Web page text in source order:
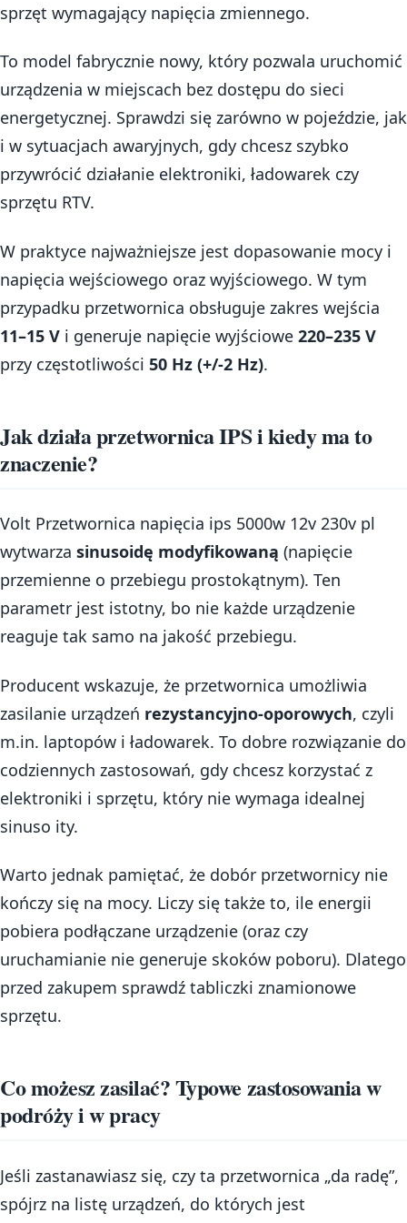
sprzęt wymagający napięcia zmiennego.
To model fabrycznie nowy, który pozwala uruchomić
urządzenia w miejscach bez dostępu do sieci
energetycznej. Sprawdzi się zarówno w pojeździe, jak
i w sytuacjach awaryjnych, gdy chcesz szybko
przywrócić działanie elektroniki, ładowarek czy
sprzętu RTV.
W praktyce najważniejsze jest dopasowanie mocy i
napięcia wejściowego oraz wyjściowego. W tym
przypadku przetwornica obsługuje zakres wejścia
11–15 V i generuje napięcie wyjściowe 220–235 V
przy częstotliwości 50 Hz (+/-2 Hz).
Jak działa przetwornica IPS i kiedy ma to
znaczenie?
Volt Przetwornica napięcia ips 5000w 12v 230v pl
wytwarza sinusoidę modyfikowaną (napięcie
przemienne o przebiegu prostokątnym). Ten
parametr jest istotny, bo nie każde urządzenie
reaguje tak samo na jakość przebiegu.
Producent wskazuje, że przetwornica umożliwia
zasilanie urządzeń rezystancyjno-oporowych, czyli
m.in. laptopów i ładowarek. To dobre rozwiązanie do
codziennych zastosowań, gdy chcesz korzystać z
elektroniki i sprzętu, który nie wymaga idealnej
sinuso ity.
Warto jednak pamiętać, że dobór przetwornicy nie
kończy się na mocy. Liczy się także to, ile energii
pobiera podłączane urządzenie (oraz czy
uruchamianie nie generuje skoków poboru). Dlatego
przed zakupem sprawdź tabliczki znamionowe
sprzętu.
Co możesz zasilać? Typowe zastosowania w
podróży i w pracy
Jeśli zastanawiasz się, czy ta przetwornica „da radę”,
spójrz na listę urządzeń, do których jest